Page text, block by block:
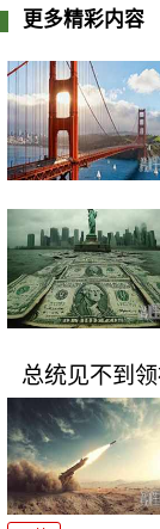
更多精彩内容
总统见不到